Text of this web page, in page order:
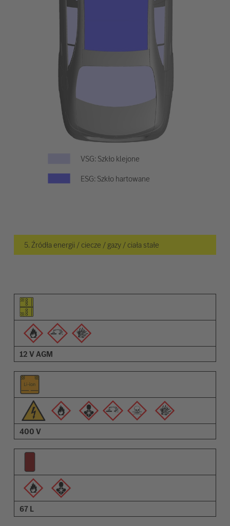
VSG: Szkło klejone
ESG: Szkło hartowane
5. Źródła energii / ciecze / gazy / ciała stałe
Piktogram elementu
Piktogramy ostrzeżeń
Opis
12 V AGM
400 V
67 L